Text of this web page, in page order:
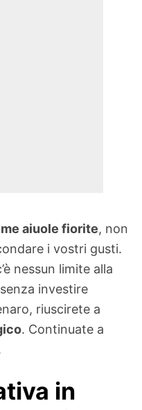
aiuole fiorite, non
i vostri gusti.
nessun limite alla
investire
riuscirete a
. Continuate a
in